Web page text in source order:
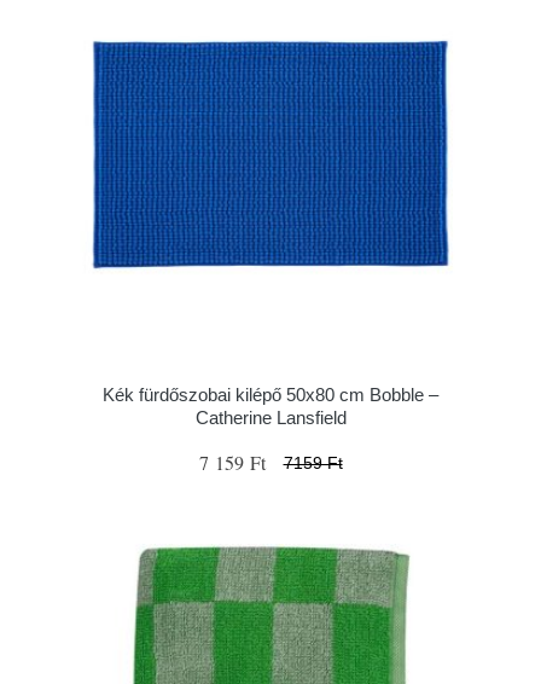
Kék fürdőszobai kilépő 50x80 cm Bobble –
Catherine Lansfield
7 159 Ft 7159 Ft